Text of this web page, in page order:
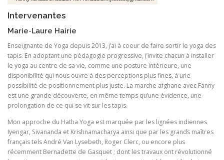
Intervenantes
Marie-Laure Hairie
Enseignante de Yoga depuis 2013, j’ai à coeur de faire sortir le yoga des
tapis. En adoptant une pédagogie progressive, j’invite chacun à installer
le yoga au centre de sa vie, comme une posture intérieure, une
disponibilité qui nous ouvre à des perceptions plus fines, à une
possibilité de positionnement plus juste. La marche afghane avec Fanny
est une grande découverte, en même temps qu’une évidence, une
prolongation de ce qui se vit sur les tapis.
Mon approche du Hatha Yoga est marquée par les lignées indiennes
Iyengar, Sivananda et Krishnamacharya ainsi que par les grands maîtres
français tels André Van Lysebeth, Roger Clerc, ou encore plus
récemment Bernadette de Gasquet ; dont les travaux ont révolutionné